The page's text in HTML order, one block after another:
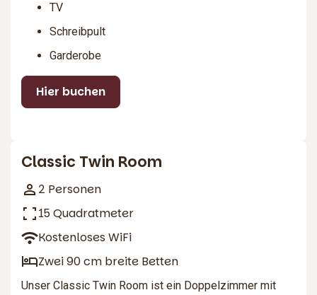
TV
Schreibpult
Garderobe
Hier buchen
Classic Twin Room
2 Personen
15 Quadratmeter
Kostenloses WiFi
Zwei 90 cm breite Betten
Unser Classic Twin Room ist ein Doppelzimmer mit